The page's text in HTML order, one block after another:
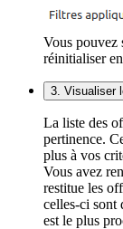
Vous pouvez
réinitialiser
3. Visualiser
La liste des
pertinence.
plus à vos
Vous avez
restitue les
celles-ci sont
est le plus